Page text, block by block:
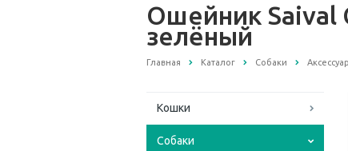
Ошейник Saival
зелёный
Главная Каталог Собаки
Кошки
Собаки